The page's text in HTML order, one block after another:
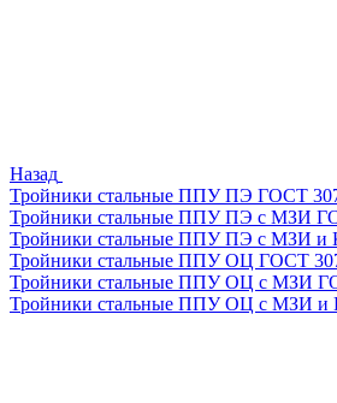
Назад
Тройники стальные ППУ ПЭ ГОСТ
Тройники стальные ППУ ПЭ с МЗИ
Тройники стальные ППУ ПЭ с МЗИ и
Тройники стальные ППУ ОЦ ГОСТ
Тройники стальные ППУ ОЦ с МЗИ
Тройники стальные ППУ ОЦ с МЗИ и